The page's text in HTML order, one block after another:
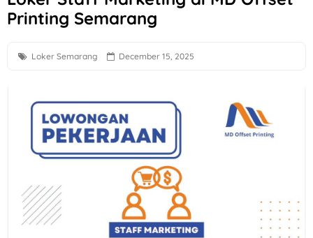
Lowongan Kerja Anak Panah Kopi Yogyakarta untuk 2 Posisi
Loker Human Resource & General Affairs di Plamongan
Loker Semarang Driver di PT Sumberdaya Dian Mandiri
Loker Sleman di PT Bigga Damai Utama Bulan Agustus 2026
Loker Sleman Gaji hingga 6 Juta di Bluesky Communication
Loker Driver Operasional, Ilustrator di CV Dipo Mulyo
Printing Semarang
Loker Semarang December 15, 2025